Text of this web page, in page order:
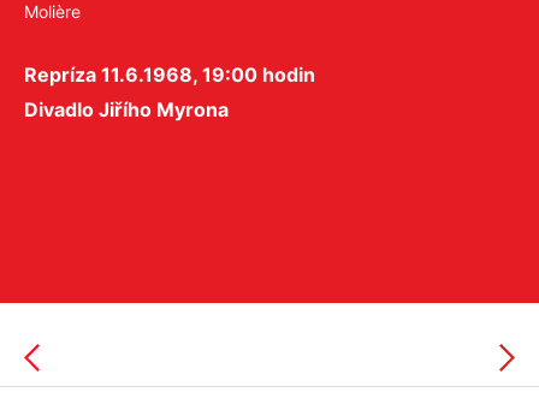
Molière
Repríza 11.6.1968, 19:00 hodin
Divadlo Jiřího Myrona